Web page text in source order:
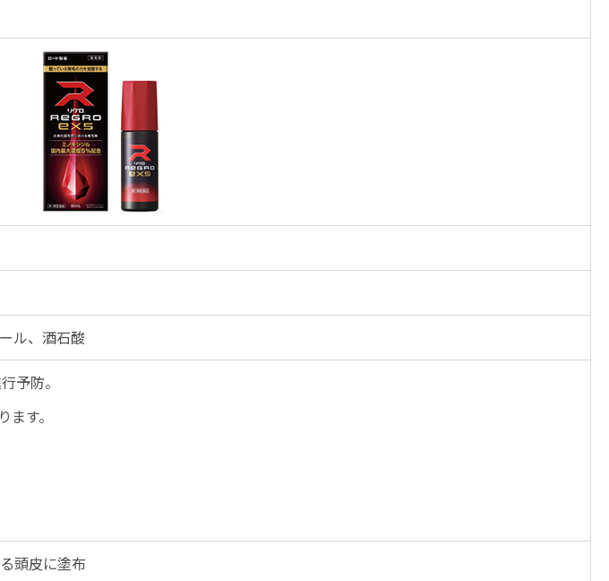
ル、酒石酸
予防。
す。
頭皮に塗布